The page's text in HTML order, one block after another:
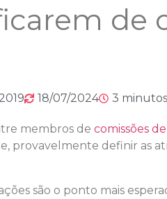
de
18/07/2024 3 minutos
membros de comissões
provavelmente definir as
são o ponto mais